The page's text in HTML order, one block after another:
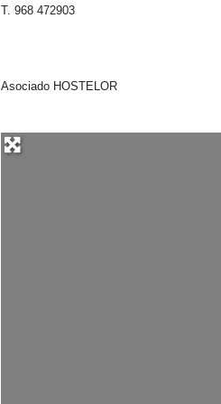
T. 968 472903
Asociado HOSTELOR